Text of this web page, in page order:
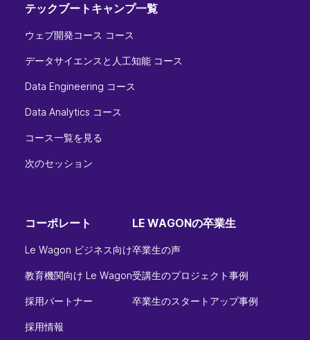
テックブートキャンプ一覧
ウェブ開発コース コース
データサイエンスと人工知能 コース
Data Engineering コース
Data Analytics コース
コース一覧を見る
次のセッション
コーポレート
Le Wagon ビジネス向け
教育機関向け Le Wagon
採用パートナー
採用情報
LE WAGONの卒業生
卒業生の声
受講生のプロジェクト事例
卒業生のスタートアップ事例